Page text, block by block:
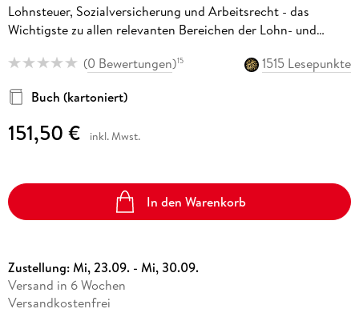
Lohnsteuer, Sozialversicherung und Arbeitsrecht - das
Wichtigste zu allen relevanten Bereichen der Lohn- und
(0 Bewertungen)15
1515 Lesepunkte
Buch (kartoniert)
151,50 € inkl. Mwst.
In den Warenkorb
Zustellung:Mi, 23.09. - Mi, 30.09.
Versand in 6 Wochen
Versandkostenfrei